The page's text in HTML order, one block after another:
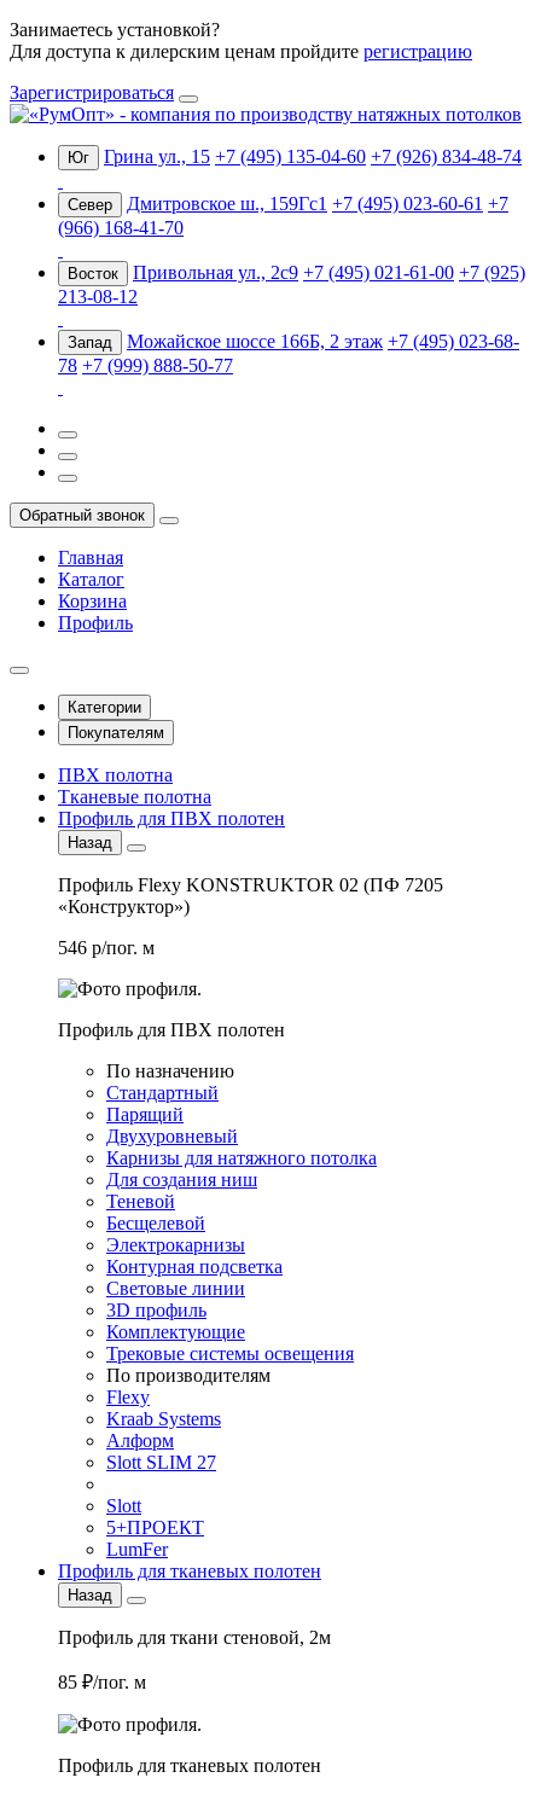
Занимаетесь установкой?
Для доступа к дилерским ценам пройдите регистрацию
Зарегистрироваться
Юг Грина ул., 15 +7 (495) 135-04-60 +7 (926) 834-48-74
Север Дмитровское ш., 159Гс1 +7 (495) 023-60-61 +7
(966) 168-41-70
Восток Привольная ул., 2с9 +7 (495) 021-61-00 +7 (925)
213-08-12
Запад Можайское шоссе 166Б, 2 этаж +7 (495) 023-68-
78 +7 (999) 888-50-77
Обратный звонок
Главная
Каталог
Корзина
Профиль
Категории
Покупателям
ПВХ полотна
Тканевые полотна
Профиль для ПВХ полотен
Назад
Профиль Flexy KONSTRUKTOR 02 (ПФ 7205
«Конструктор»)
546 р/пог. м
Профиль для ПВХ полотен
По назначению
Стандартный
Парящий
Двухуровневый
Карнизы для натяжного потолка
Для создания ниш
Теневой
Бесщелевой
Электрокарнизы
Контурная подсветка
Световые линии
3D профиль
Комплектующие
Трековые системы освещения
По производителям
Flexy
Kraab Systems
Алформ
Slott SLIM 27
Slott
5+ПРОЕКТ
LumFer
Профиль для тканевых полотен
Назад
Профиль для ткани стеновой, 2м
85 ₽/пог. м
Профиль для тканевых полотен